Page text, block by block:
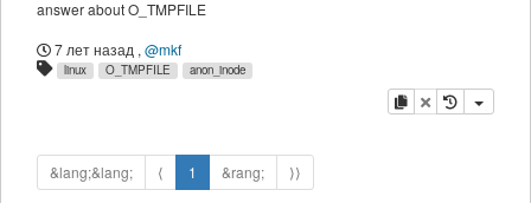
answer about O_TMPFILE
7 лет назад , @mkf
linux O_TMPFILE anon_inode
копировать
удалить
&lang;&lang; ⟨ 1 &rang; ⟩⟩